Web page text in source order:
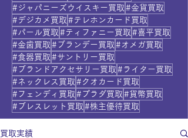
#ジャパニーズウイスキー買取 #金貨買取
#デジカメ買取 #テレホンカード買取
#パール買取 #ティファニー買取 #喜平買取
#金歯買取 #ブランデー買取 #オメガ買取
#食器買取 #サントリー買取
#ブランドアクセサリー買取 #ライター買取
#ネックレス買取 #クオカード買取
#フェンディ買取 #プラダ買取 #貨幣買取
#ブレスレット買取 #株主優待買取
買取実績